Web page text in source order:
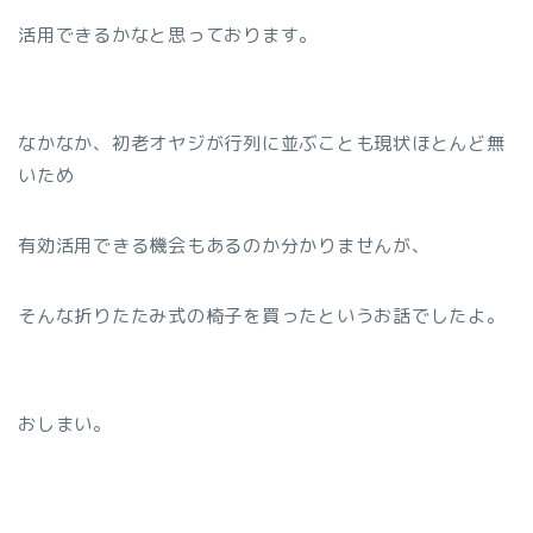
活用できるかなと思っております。
なかなか、初老オヤジが行列に並ぶことも現状ほとんど無
いため
有効活用できる機会もあるのか分かりませんが、
そんな折りたたみ式の椅子を買ったというお話でしたよ。
おしまい。